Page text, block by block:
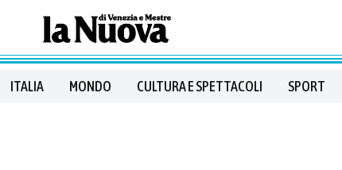
ITALIA MONDO CULTURA E SPETTACOLI SPORT